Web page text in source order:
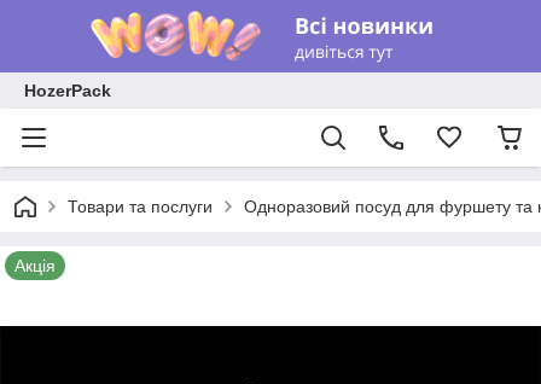
HozerPack
Товари та послуги Одноразовий посуд для фуршету та
Акція